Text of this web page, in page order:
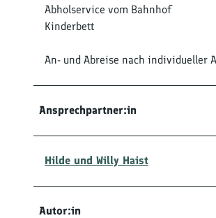
Abholservice vom Bahnhof
Kinderbett
An- und Abreise nach individueller
Ansprechpartner:in
Hilde und Willy Haist
Autor:in